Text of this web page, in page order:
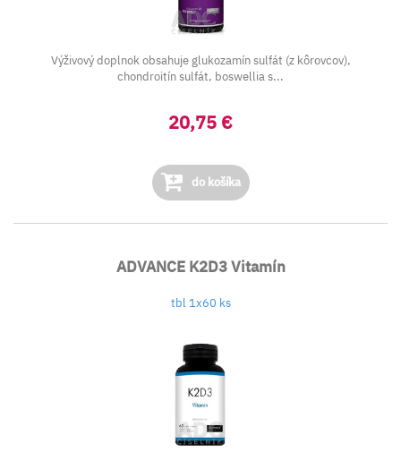
Výživový doplnok obsahuje glukozamín sulfát (z kôrovcov),
chondroitín sulfát, boswellia s...
20,75 €
do košíka
ADVANCE K2D3 Vitamín
tbl 1x60 ks